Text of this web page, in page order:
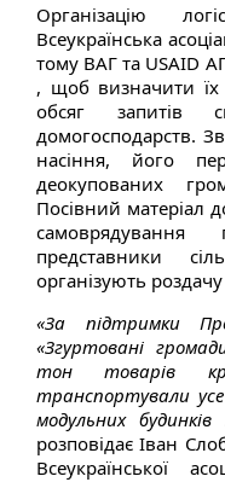
Організацію
Всеукраїнська
тому ВАГ та USAID
, щоб визначити їх
обсяг запитів
домогосподарств.
насіння, його
деокупованих
Посівний матеріал
самоврядування
представники
організують
«За підтримки
«Згуртовані
тон товарів
транспортували
модульних
розповідає Іван
Всеукраїнської